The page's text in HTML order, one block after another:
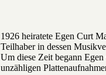
1926 heiratete Egen Curt
Teilhaber in dessen
Um diese Zeit begann
unzähligen